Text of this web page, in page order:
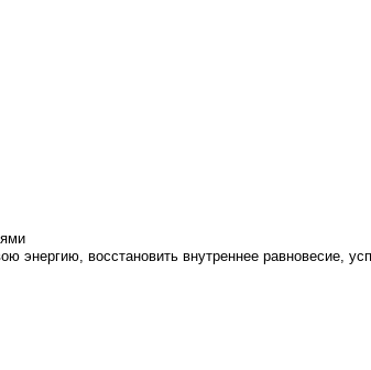
восстановить внутреннее равновесие,